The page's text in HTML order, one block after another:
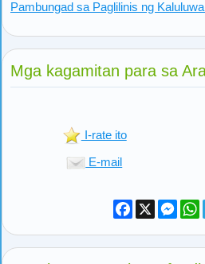
Pambungad sa Paglilinis ng
Mga kagamitan para sa
I-rate ito
E-mail
Facebook
X